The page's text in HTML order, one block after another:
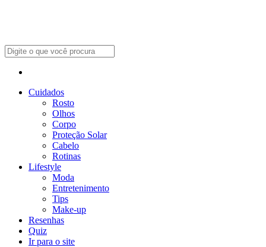
Cuidados
Rosto
Olhos
Corpo
Proteção Solar
Cabelo
Rotinas
Lifestyle
Moda
Entretenimento
Tips
Make-up
Resenhas
Quiz
Ir para o site